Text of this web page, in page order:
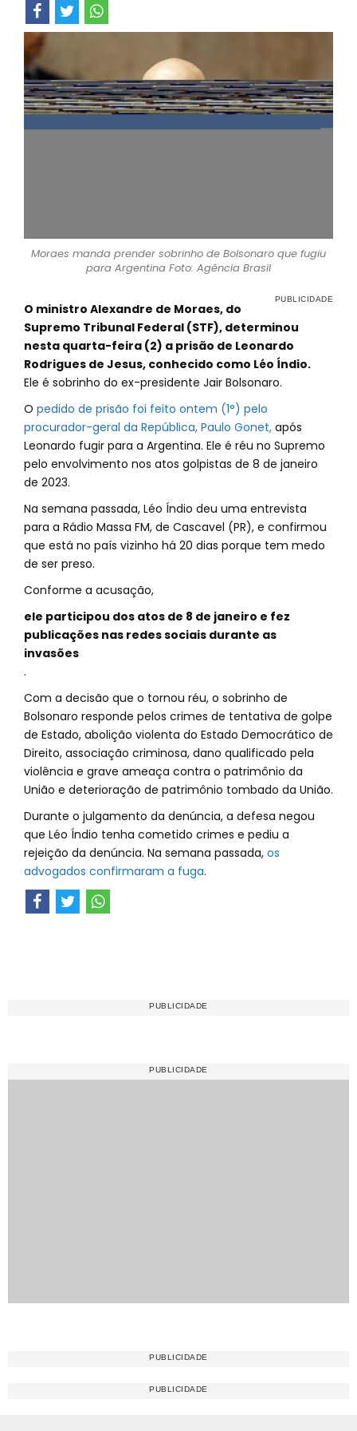
Moraes manda prender sobrinho de Bolsonaro que fugiu
para Argentina Foto: Agência Brasil
O ministro Alexandre de Moraes, do
Supremo Tribunal Federal (STF), determinou
nesta quarta-feira (2) a prisão de Leonardo
Rodrigues de Jesus, conhecido como Léo Índio.
Ele é sobrinho do ex-presidente Jair Bolsonaro.
O pedido de prisão foi feito ontem (1°) pelo
procurador-geral da República, Paulo Gonet, após
Leonardo fugir para a Argentina. Ele é réu no Supremo
pelo envolvimento nos atos golpistas de 8 de janeiro
de 2023.
Na semana passada, Léo Índio deu uma entrevista
para a Rádio Massa FM, de Cascavel (PR), e confirmou
que está no país vizinho há 20 dias porque tem medo
de ser preso.
Conforme a acusação,
ele participou dos atos de 8 de janeiro e fez
publicações nas redes sociais durante as
invasões
.
Com a decisão que o tornou réu, o sobrinho de
Bolsonaro responde pelos crimes de tentativa de golpe
de Estado, abolição violenta do Estado Democrático de
Direito, associação criminosa, dano qualificado pela
violência e grave ameaça contra o patrimônio da
União e deterioração de patrimônio tombado da União.
Durante o julgamento da denúncia, a defesa negou
que Léo Índio tenha cometido crimes e pediu a
rejeição da denúncia. Na semana passada, os
advogados confirmaram a fuga.